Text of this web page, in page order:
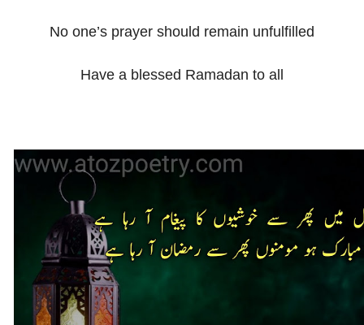
No one’s prayer should remain unfulfilled
Have a blessed Ramadan to all